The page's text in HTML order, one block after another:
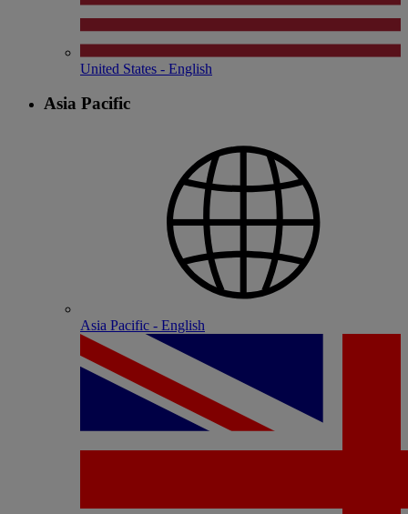
United States - English
Asia Pacific
Asia Pacific - English